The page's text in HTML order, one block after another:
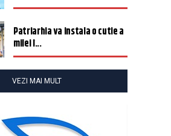
Patriarhia va instala o cutie a
milei î...
VEZI MAI MULT